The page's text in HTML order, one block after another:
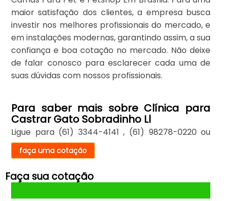
maior satisfação dos clientes, a empresa busca
investir nos melhores profissionais do mercado, e
em instalações modernas, garantindo assim, a sua
confiança e boa cotação no mercado. Não deixe
de falar conosco para esclarecer cada uma de
suas dúvidas com nossos profissionais.
Para saber mais sobre Clínica para
Castrar Gato Sobradinho Ll
Ligue para (61) 3344-4141 , (61) 98278-0220 ou
faça uma cotação
Faça sua cotação